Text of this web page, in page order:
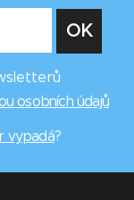
osobních údajů
vypadá?